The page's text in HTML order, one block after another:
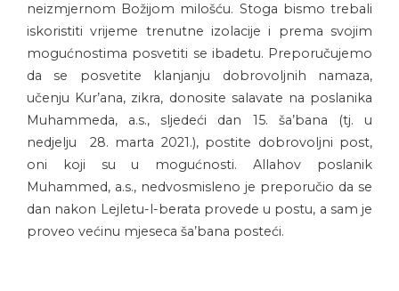
neizmjernom Božijom milošću. Stoga bismo trebali
iskoristiti vrijeme trenutne izolacije i prema svojim
mogućnostima posvetiti se ibadetu. Preporučujemo
da se posvetite klanjanju dobrovoljnih namaza,
učenju Kur’ana, zikra, donosite salavate na poslanika
Muhammeda, a.s., sljedeći dan 15. ša’bana (tj. u
nedjelju 28. marta 2021.), postite dobrovoljni post,
oni koji su u mogućnosti. Allahov poslanik
Muhammed, a.s., nedvosmisleno je preporučio da se
dan nakon Lejletu-l-berata provede u postu, a sam je
proveo većinu mjeseca ša’bana posteći.